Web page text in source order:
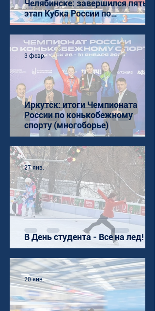
Челябинске: завершился пятый
этап Кубка России по
конькобежному спорту (ШТ)
Иркутск: итоги Чемпионата
России по конькобежному
спорту (многоборье)
3 февр.
В День студента - Все на лед!
27 янв.
20 янв.